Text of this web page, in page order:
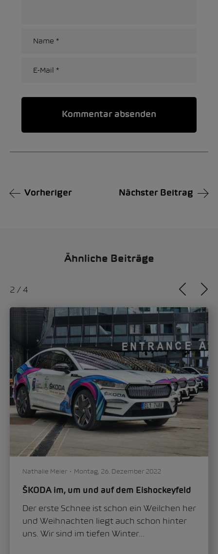
Vorheriger Nächster Beitrag
Ähnliche Beiträge
2 / 4
Nathalie Meier Montag, 26. Dezember 2022
ŠKODA im, um und auf dem Eishockeyfeld
Der erste Schnee ist schon ein Weilchen her
und Weihnachten liegt auch schon hinter
uns. Wir sind im tiefen Winter...